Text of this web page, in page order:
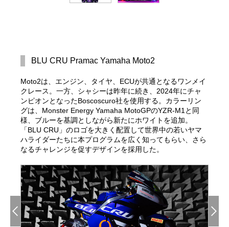
BLU CRU Pramac Yamaha Moto2
Moto2は、エンジン、タイヤ、ECUが共通となるワンメイ
クレース。一方、シャシーは昨年に続き、2024年にチャ
ンピオンとなったBoscoscuro社を使用する。カラーリン
グは、Monster Energy Yamaha MotoGPのYZR-M1と同
様、ブルーを基調としながら新たにホワイトを追加。
「BLU CRU」のロゴを大きく配置して世界中の若いヤマ
ハライダーたちに本プログラムを広く知ってもらい、さら
なるチャレンジを促すデザインを採用した。